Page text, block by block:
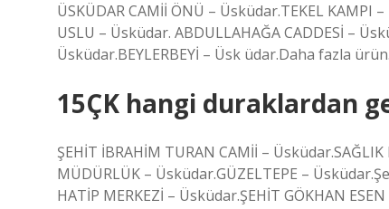
ÜSKÜDAR CAMİİ ÖNÜ – Üsküdar.TEKEL KAMPI
USLU – Üsküdar. ABDULLAHAĞA CADDESİ –
Üsküdar.BEYLERBEYİ – Üsk üdar.Daha fazla
15ÇK hangi duraklardan
ŞEHİT İBRAHİM TURAN CAMİİ –
MÜDÜRLÜK – Üsküdar.GÜZELTEPE –
HATİP MERKEZİ – Üsküdar.ŞEHİT GÖKHAN